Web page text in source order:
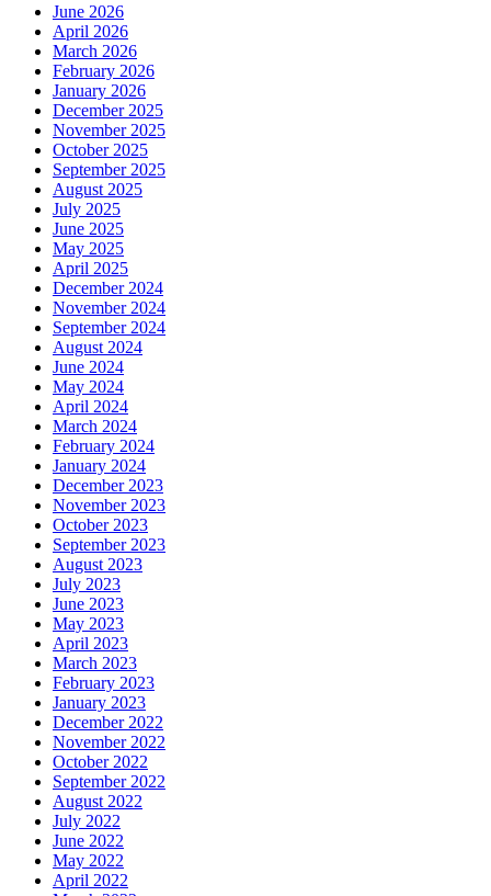
June 2026
April 2026
March 2026
February 2026
January 2026
December 2025
November 2025
October 2025
September 2025
August 2025
July 2025
June 2025
May 2025
April 2025
December 2024
November 2024
September 2024
August 2024
June 2024
May 2024
April 2024
March 2024
February 2024
January 2024
December 2023
November 2023
October 2023
September 2023
August 2023
July 2023
June 2023
May 2023
April 2023
March 2023
February 2023
January 2023
December 2022
November 2022
October 2022
September 2022
August 2022
July 2022
June 2022
May 2022
April 2022